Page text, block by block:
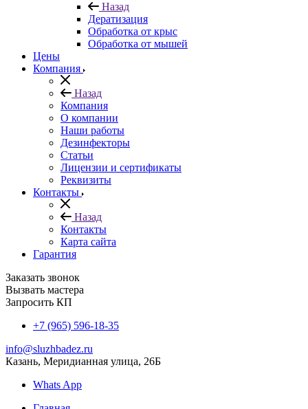
Назад
Дератизация
Обработка от крыс
Обработка от мышей
Цены
Компания
Назад
Компания
О компании
Наши работы
Дезинфекторы
Статьи
Лицензии и сертификаты
Реквизиты
Контакты
Назад
Контакты
Карта сайта
Гарантия
Заказать звонок
Вызвать мастера
Запросить КП
+7 (965) 596-18-35
info@sluzhbadez.ru
Казань, Меридианная улица, 26Б
Whats App